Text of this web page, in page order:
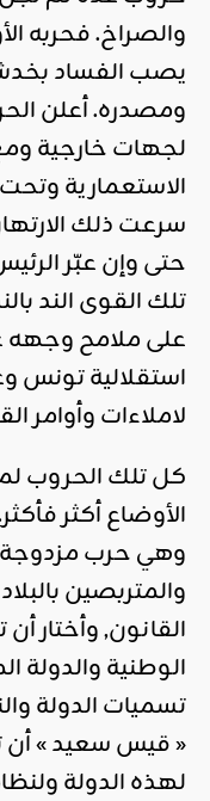
والصراخ. فحربه
يصب الفساد
ومصدره. أعلن
لجهات خارجية
الاستعمارية
سرعت ذلك
حتى وإن عبّر
تلك القوى الند
على ملامح وجهه
استقلالية تونس
لاملاءات وأوامر
كل تلك الحروب
الأوضاع أكثر
وهي حرب مزدوجة
والمتربصين
القانون, وأختار
الوطنية والدولة
تسميات الدولة
« قيس سعيد » أن
لهذه الدولة